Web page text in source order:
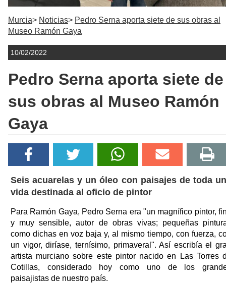
Murcia Noticias
Pedro Serna aporta siete de sus obras al
Museo Ramón Gaya
10/02/2022
Pedro Serna aporta siete de
sus obras al Museo Ramón
Gaya
Seis acuarelas y un óleo con paisajes de toda
vida destinada al oficio de pintor
Para Ramón Gaya, Pedro Serna era "un magnífico pintor,
y muy sensible, autor de obras vivas; pequeñas
como dichas en voz baja y, al mismo tiempo, con fuerza,
un vigor, diríase, ternísimo, primaveral". Así escribía el
artista murciano sobre este pintor nacido en Las Torres
Cotillas, considerado hoy como uno de los
paisajistas de nuestro país.